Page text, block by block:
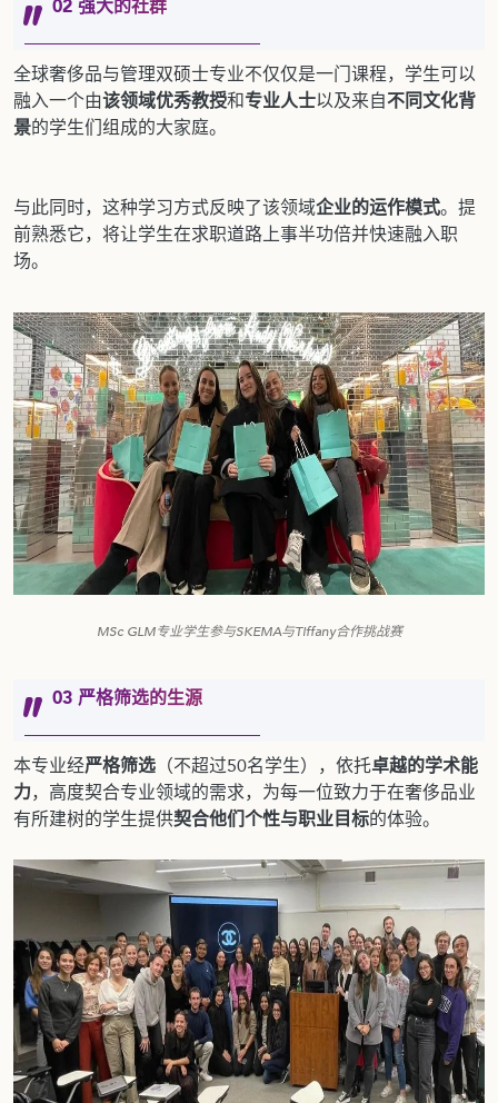
02 强大的社群
全球奢侈品与管理双硕士专业不仅仅是一门课程，学生可以
融入一个由该领域优秀教授和专业人士以及来自不同文化背
景的学生们组成的大家庭。
与此同时，这种学习方式反映了该领域企业的运作模式。提
前熟悉它，将让学生在求职道路上事半功倍并快速融入职
场。
MSc GLM专业学生参与SKEMA与Tiffany合作挑战赛
03 严格筛选的生源
本专业经严格筛选 （不超过50名学生），依托卓越的学术能
力，高度契合专业领域的需求，为每一位致力于在奢侈品业
有所建树的学生提供契合他们个性与职业目标的体验。